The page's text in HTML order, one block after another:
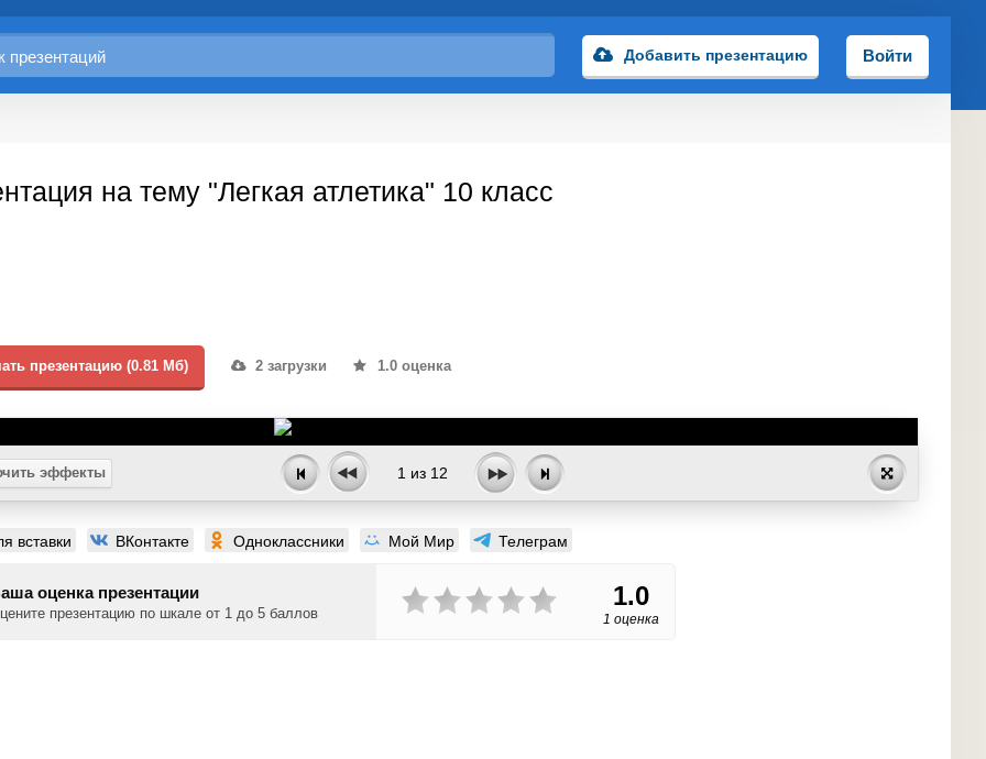
Добавить презентацию Войти
на тему "Легкая атлетика" 10 класс
презентацию (0.81 Мб) 2 загрузки 1.0 оценка
эффекты 1 из 12
вставки ВКонтакте Одноклассники Мой Мир Телеграм
оценка презентации
презентацию по шкале от 1 до 5 баллов
1.0
1 оценка